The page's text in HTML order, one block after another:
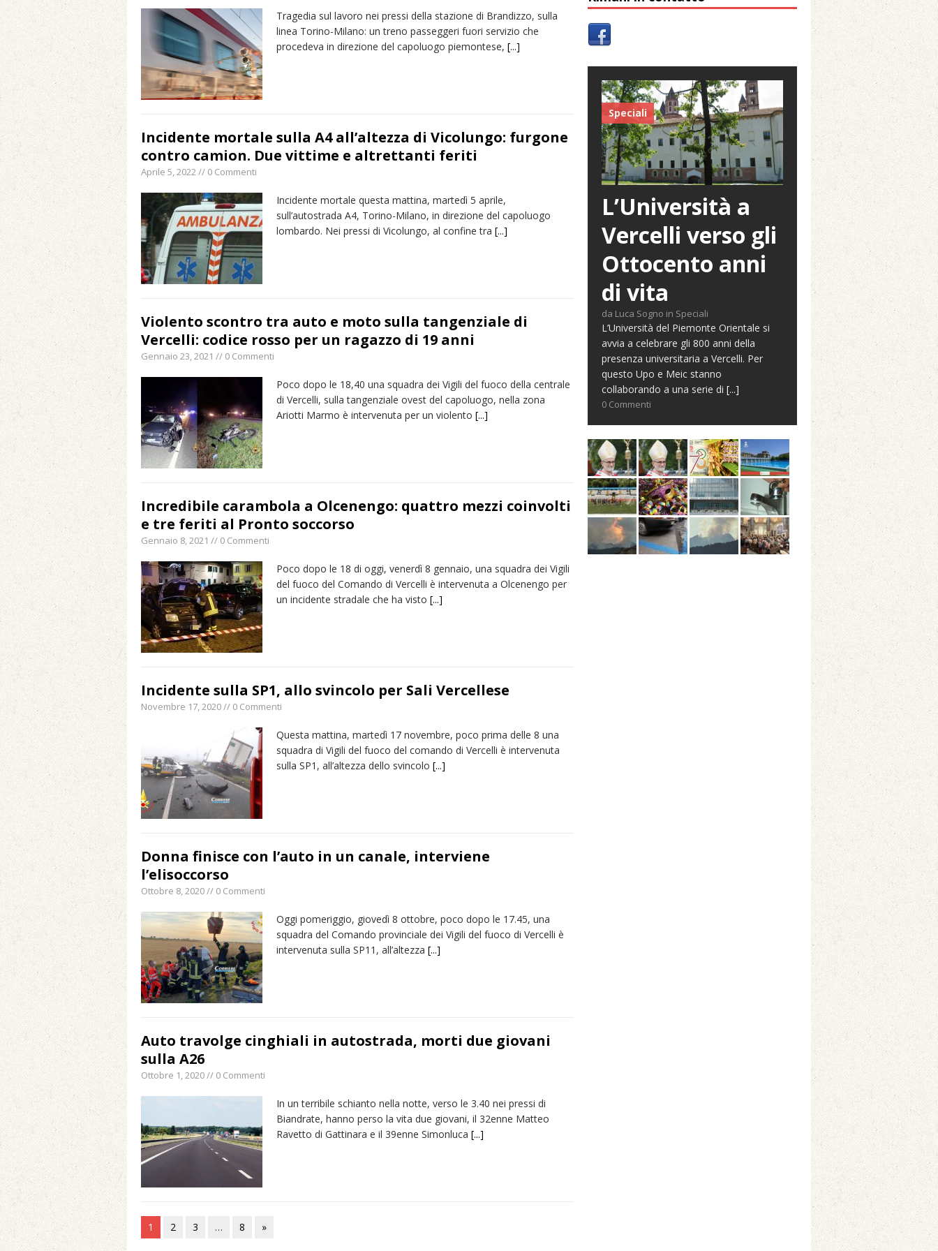
Tragedia sul lavoro nei pressi della stazione di Brandizzo, sulla
linea Torino-Milano: un treno passeggeri fuori servizio che
procedeva in direzione del capoluogo piemontese, [...]
Incidente mortale sulla A4 all’altezza di Vicolungo: furgone
contro camion. Due vittime e altrettanti feriti
Aprile 5, 2022 // 0 Commenti
Incidente mortale questa mattina, martedì 5 aprile,
sull’autostrada A4, Torino-Milano, in direzione del capoluogo
lombardo. Nei pressi di Vicolungo, al confine tra [...]
Violento scontro tra auto e moto sulla tangenziale di
Vercelli: codice rosso per un ragazzo di 19 anni
Gennaio 23, 2021 // 0 Commenti
Poco dopo le 18,40 una squadra dei Vigili del fuoco della centrale
di Vercelli, sulla tangenziale ovest del capoluogo, nella zona
Ariotti Marmo è intervenuta per un violento [...]
Incredibile carambola a Olcenengo: quattro mezzi coinvolti
e tre feriti al Pronto soccorso
Gennaio 8, 2021 // 0 Commenti
Poco dopo le 18 di oggi, venerdì 8 gennaio, una squadra dei Vigili
del fuoco del Comando di Vercelli è intervenuta a Olcenengo per
un incidente stradale che ha visto [...]
Incidente sulla SP1, allo svincolo per Sali Vercellese
Novembre 17, 2020 // 0 Commenti
Questa mattina, martedì 17 novembre, poco prima delle 8 una
squadra di Vigili del fuoco del comando di Vercelli è intervenuta
sulla SP1, all’altezza dello svincolo [...]
Donna finisce con l’auto in un canale, interviene
l’elisoccorso
Ottobre 8, 2020 // 0 Commenti
Oggi pomeriggio, giovedì 8 ottobre, poco dopo le 17.45, una
squadra del Comando provinciale dei Vigili del fuoco di Vercelli è
intervenuta sulla SP11, all’altezza [...]
Auto travolge cinghiali in autostrada, morti due giovani
sulla A26
Ottobre 1, 2020 // 0 Commenti
In un terribile schianto nella notte, verso le 3.40 nei pressi di
Biandrate, hanno perso la vita due giovani, il 32enne Matteo
Ravetto di Gattinara e il 39enne Simonluca [...]
1 2 3 … 8 »
Speciali
L’Università a
Vercelli verso gli
Ottocento anni
di vita
da Luca Sogno in Speciali
L’Università del Piemonte Orientale si
avvia a celebrare gli 800 anni della
presenza universitaria a Vercelli. Per
questo Upo e Meic stanno
collaborando a una serie di [...]
0 Commenti